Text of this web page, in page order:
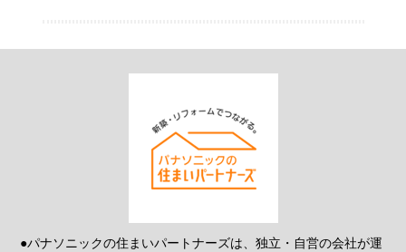
●パナソニックの住まいパートナーズは、独立・自営の会社が運